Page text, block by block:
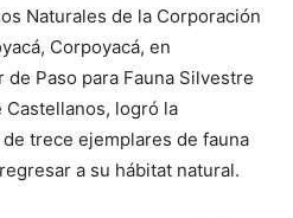
Naturales de la Corporación
Corpoyacá, en
Paso para Fauna Silvestre
Castellanos, logró la
trece ejemplares de fauna
a su hábitat natural.